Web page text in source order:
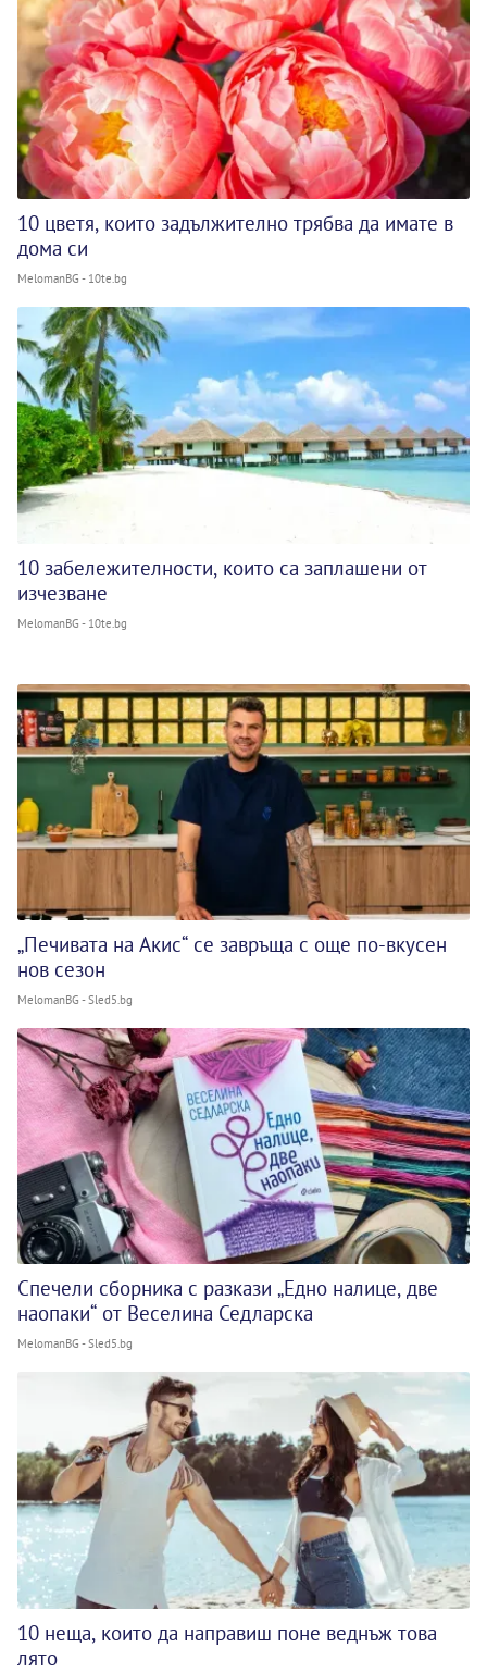
10 цветя, които задължително трябва да имате в
дома си
MelomanBG - 10te.bg
10 забележителности, които са заплашени от
изчезване
MelomanBG - 10te.bg
„Печивата на Акис“ се завръща с още по-вкусен
нов сезон
MelomanBG - Sled5.bg
Спечели сборника с разкази „Едно налице, две
наопаки“ от Веселина Седларска
MelomanBG - Sled5.bg
10 неща, които да направиш поне веднъж това
лято